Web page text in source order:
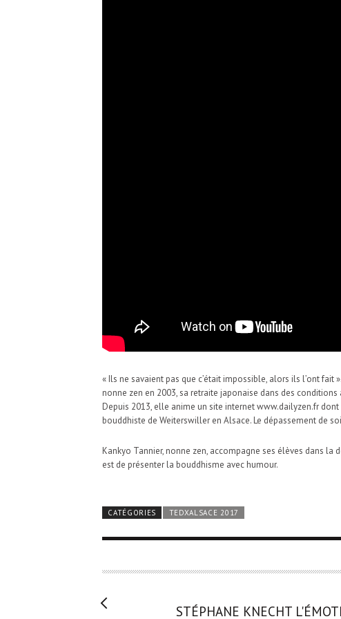
« Ils ne savaient pas que c’était impossible, alors ils l’ont
nonne zen en 2003, sa retraite japonaise dans des
Depuis 2013, elle anime un site internet www.dailyzen.fr
bouddhiste de Weiterswiller en Alsace. Le dépassement de
Kankyo Tannier, nonne zen, accompagne ses élèves dans
est de présenter la bouddhisme avec humour.
CATÉGORIES TEDXALSACE 2017
STÉPHANE KNECHT